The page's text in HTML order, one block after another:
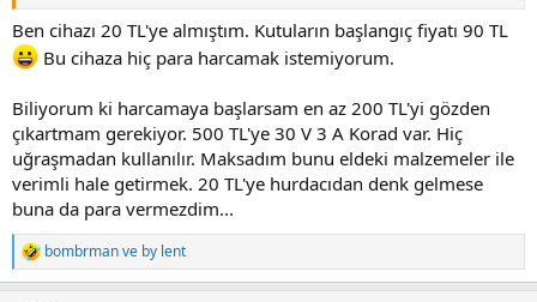
Ben cihazı 20 TL'ye almıştım. Kutuların başlangıç fiyatı 90 TL
Bu cihaza hiç para harcamak istemiyorum.
Biliyorum ki harcamaya başlarsam en az 200 TL'yi gözden
çıkartmam gerekiyor. 500 TL'ye 30 V 3 A Korad var. Hiç
uğraşmadan kullanılır. Maksadım bunu eldeki malzemeler ile
verimli hale getirmek. 20 TL'ye hurdacıdan denk gelmese
buna da para vermezdim...
R
e
bombrmanve by lent